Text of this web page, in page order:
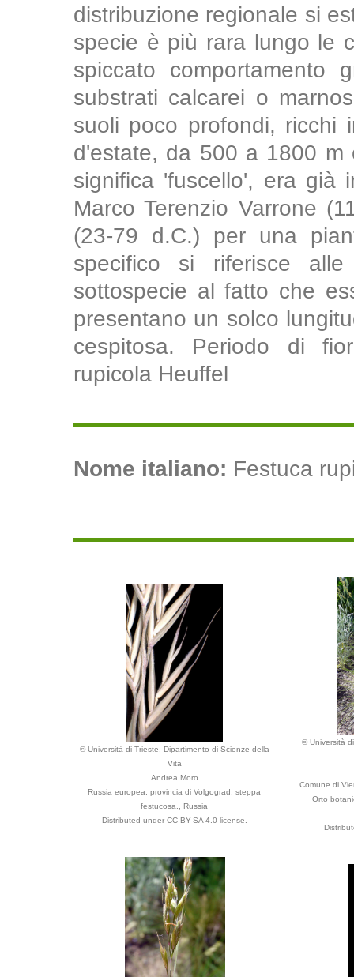
distribuzione regionale si
specie è più rara lungo le
spiccato comportamento
substrati calcarei o
suoli poco profondi, ricchi
d'estate, da 500 a 1800 m
significa 'fuscello', era già
Marco Terenzio Varrone
(23-79 d.C.) per una
specifico si riferisce
sottospecie al fatto che
presentano un solco
cespitosa. Periodo di
rupicola Heuffel
Nome italiano: Festuca
© Università di Trieste, Dipartimento di Scienze della
Vita
Andrea Moro
Russia europea, provincia di Volgograd, steppa
festucosa., Russia
Distributed under CC BY-SA 4.0 license.
© Università
Comune di
Orto